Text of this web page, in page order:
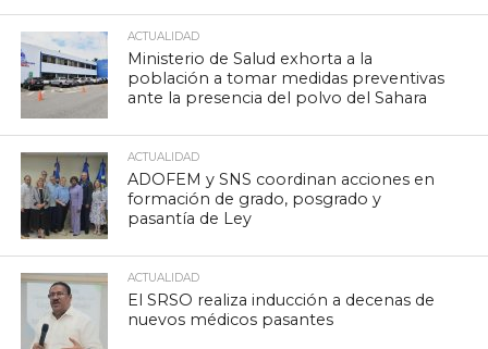
ACTUALIDAD
Ministerio de Salud exhorta a la
población a tomar medidas preventivas
ante la presencia del polvo del Sahara
ACTUALIDAD
ADOFEM y SNS coordinan acciones en
formación de grado, posgrado y
pasantía de Ley
ACTUALIDAD
El SRSO realiza inducción a decenas de
nuevos médicos pasantes